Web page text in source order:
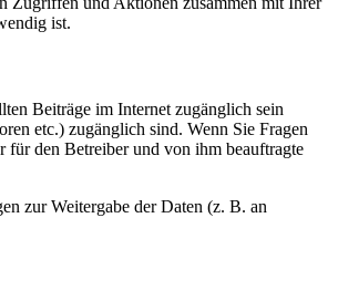
ist.
Beiträge im Internet zugänglich sein
etc.) zugänglich sind. Wenn Sie Fragen
für den Betreiber und von ihm beauftragte
zur Weitergabe der Daten (z. B. an